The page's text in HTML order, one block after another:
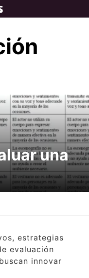
una
estrategias
evaluación
innovar